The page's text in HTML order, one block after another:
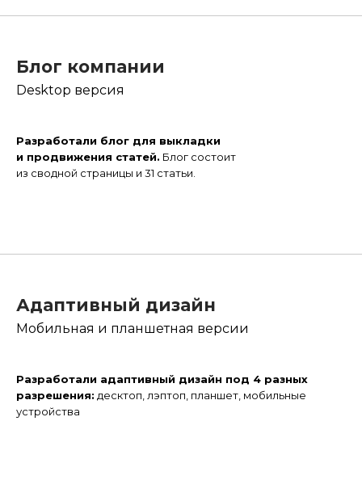
Блог компании
Desktop версия
Разработали блог для выкладки
и продвижения статей. Блог состоит
из сводной страницы и 31 статьи.
Адаптивный дизайн
Мобильная и планшетная версии
Разработали адаптивный дизайн под 4 разных
разрешения: десктоп, лэптоп, планшет, мобильные
устройства